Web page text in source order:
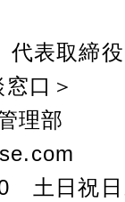
代表取
口＞
理部
土日祝